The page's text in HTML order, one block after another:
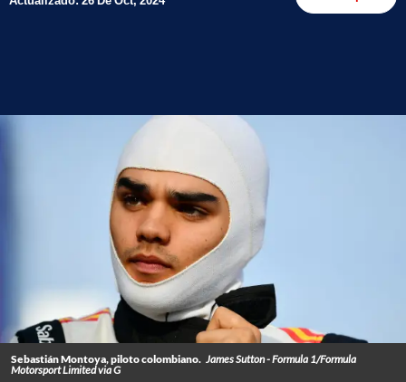
Sebastián Montoya, piloto colombiano. James Sutton - Formula 1/Formula
Motorsport Limited via G